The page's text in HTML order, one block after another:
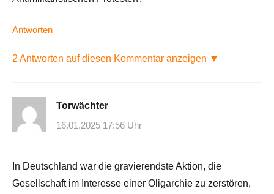
Antworten
2 Antworten auf diesen Kommentar anzeigen ▼
Torwächter
16.01.2025 17:56 Uhr
In Deutschland war die gravierendste Aktion, die
Gesellschaft im Interesse einer Oligarchie zu zerstören,